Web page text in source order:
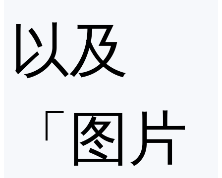
以及
「图片